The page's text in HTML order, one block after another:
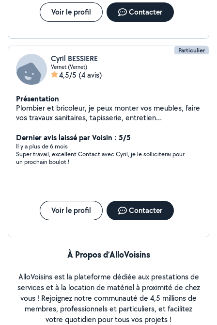
Voir le profil Contacter
Particulier
Cyril BESSIERE
Vernet (Vernet)
4,5/5 (4 avis)
Présentation
Plombier et bricoleur, je peux monter vos meubles, faire
vos travaux sanitaires, tapisserie, entretien
de vos projets
Dernier avis laissé par Voisin : 5/5
Il y a plus de 6 mois
Super travail, excellent Contact avec Cyril, je le solliciterai pour
un prochain boulot !
Voir le profil Contacter
À Propos d’AlloVoisins
AlloVoisins est la plateforme dédiée aux prestations de
services et à la location de matériel à proximité de chez
vous ! Rejoignez notre communauté de 4,5 millions de
membres, professionnels et particuliers, et facilitez
votre quotidien pour tous vos projets !